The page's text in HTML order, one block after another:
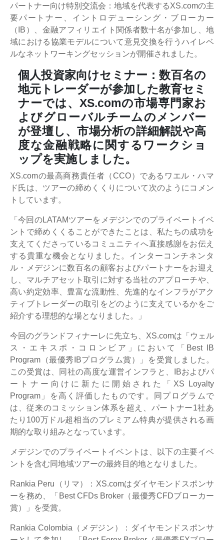
パートナー向け特別交流会：地域を代表するXS.comの主
要パートナー、イントロデューシング・ブローカー
（IB）、金融アフィリエイト関係者数十名が参加し、地
域における協業モデルについて意見交換を行うハイレベ
ルなネットワーキングセッションが開催されました。
個人投資家向けセミナー：数百名の
地元トレーダーが参加した教育セミ
ナーでは、XS.comの市場専門家お
よびグローバルチームのメンバー
が登壇し、市場分析の詳細解説や高
度な金融戦略に関するワークショ
ップを実施しました。
XS.comの最高商務責任者（CCO）であるワエル・ハマ
ド氏は、ツアーの締めくくりについて次のようにコメン
トしています。
「今回のLATAMツアーをメデジンでのプライベートイベ
ントで締めくくることができたことは、私たちの成功を
支えてくださっているコミュニティへ直接感謝をお伝え
する貴重な機会となりました。インターコンチネンタ
ル・メデジンに数百名の顧客およびパートナーをお迎え
し、マルチアセット取引に対する当社のアプローチや、
高い約定効率、豊富な流動性、先進的なインフラがアク
ティブトレーダーの取引をどのように支えているかをご
紹介する理想的な場となりました。」
今回のグランドフィナーレに先立ち、XS.comは「ウェル
ス・エキスポ・コロンビア」において「Best IB
Program（最優秀IBプログラム賞）」を受賞しました。
この受賞は、同社の高度な運営インフラと、IBおよびパ
ートナー向けに新たに開始された「XS Loyalty
Program」を高く評価したものです。同プログラムで
は、従来のコミッション体系を超え、パートナー1社あ
たり100万ドル超相当のプレミアム特典が提供される画
期的な取り組みとなっています。
メデジンでのプライベートイベントは、以下の主要イベ
ントを含む同地域ツアーの最終目的地となりました。
Rankia Peru（リマ）：XS.comはダイヤモンドスポンサ
ーを務め、「Best CFDs Broker（最優秀CFDブローカー
賞）」を受賞。
Rankia Colombia（メデジン）：ダイヤモンドスポンサ